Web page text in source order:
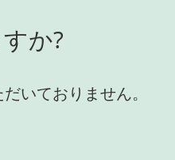
か?
いておりません。